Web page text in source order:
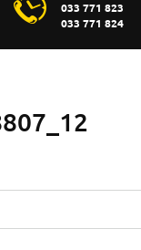
033 771 823
033 771 824